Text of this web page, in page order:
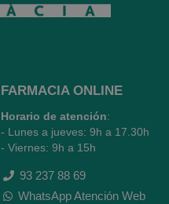
FARMACIA ONLINE
Horario de atención:
- Lunes a jueves: 9h a 17.30h
- Viernes: 9h a 15h
93 237 88 69
WhatsApp Atención Web